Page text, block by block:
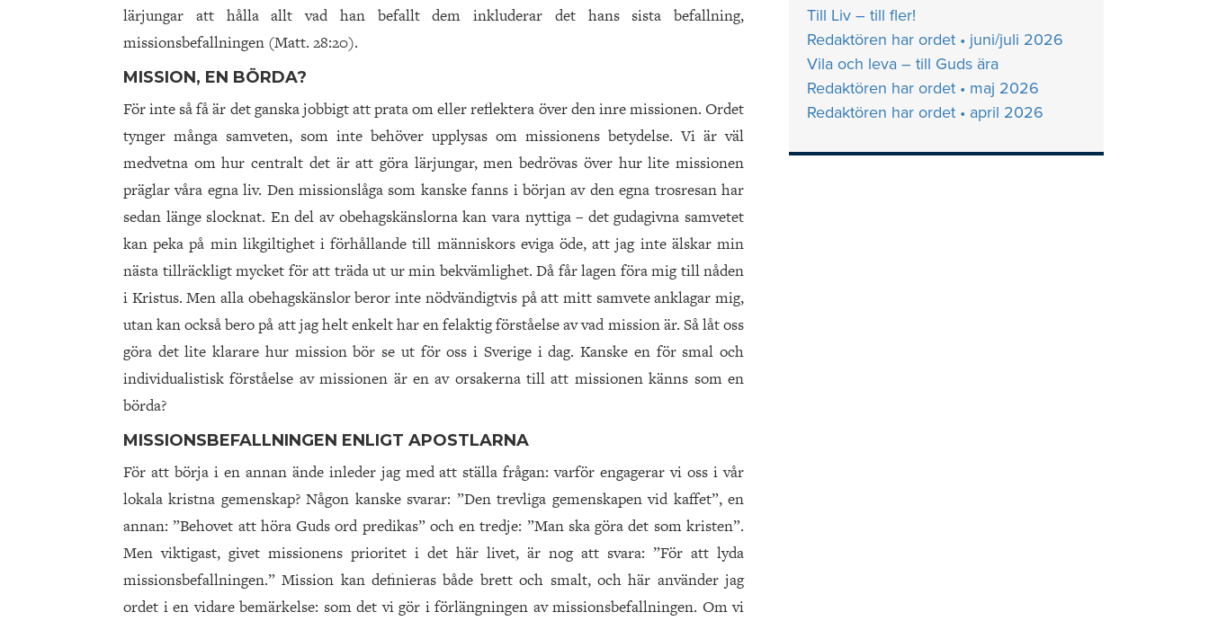
lärjungar att hålla allt vad han befallt dem inkluderar det hans sista befallning,
missionsbefallningen (Matt. 28:20).
MISSION, EN BÖRDA?
För inte så få är det ganska jobbigt att prata om eller reflektera över den inre missionen. Ordet
tynger många samveten, som inte behöver upplysas om missionens betydelse. Vi är väl
medvetna om hur centralt det är att göra lärjungar, men bedrövas över hur lite missionen
präglar våra egna liv. Den missionslåga som kanske fanns i början av den egna trosresan har
sedan länge slocknat. En del av obehagskänslorna kan vara nyttiga – det gudagivna samvetet
kan peka på min likgiltighet i förhållande till männi­skors eviga öde, att jag inte älskar min
nästa tillräckligt mycket för att träda ut ur min bekvämlighet. Då får lagen föra mig till nåden
i Kristus. Men alla obehagskänslor beror inte nödvändigtvis på att mitt samvete anklagar mig,
utan kan också bero på att jag helt enkelt har en felaktig förståelse av vad mission är. Så låt oss
göra det lite klarare hur mission bör se ut för oss i Sverige i dag. Kanske en för smal och
individualistisk förståelse av missionen är en av orsakerna till att missionen känns som en
börda?
MISSIONSBEFALLNINGEN ENLIGT APOSTLARNA
För att börja i en annan ände inleder jag med att ställa frågan: varför engagerar vi oss i vår
lokala kristna gemenskap? Någon kanske svarar: ”Den trevliga gemenskapen vid kaffet”, en
annan: ”Behovet att höra Guds ord predikas” och en tredje: ”Man ska göra det som kristen”.
Men viktigast, givet missionens prioritet i det här livet, är nog att svara: ”För att lyda
missionsbefallningen.” Mission kan definieras både brett och smalt, och här använder jag
ordet i en vidare bemärkelse: som det vi gör i förlängningen av missionsbefallningen. Om vi
Till Liv – till fler!
Redaktören har ordet • juni/juli 2026
Vila och leva – till Guds ära
Redaktören har ordet • maj 2026
Redaktören har ordet • april 2026